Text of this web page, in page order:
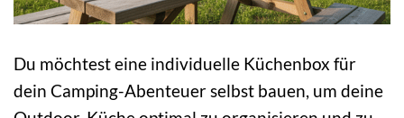
Du möchtest eine individuelle Küchenbox für
dein Camping-Abenteuer selbst bauen, um deine